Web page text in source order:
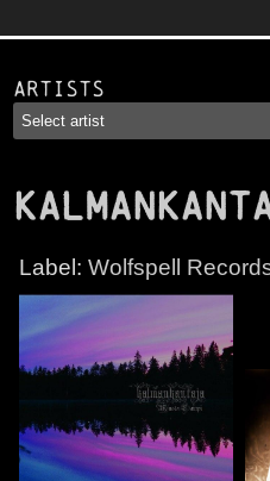
Artists
Label: Wolfspell